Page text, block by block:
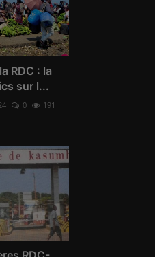
RDC : la
sur l...
0 191